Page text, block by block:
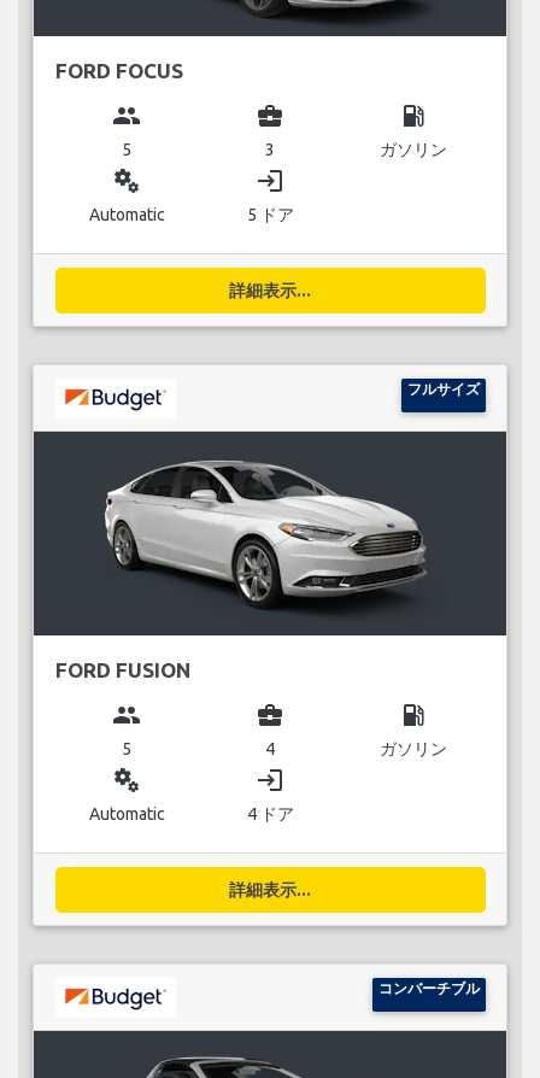
FORD FOCUS
group
5
business_center
3
local_gas_station
ガソリン
miscellaneous_services
Automatic
login
5 ドア
詳細表示...
フルサイズ
FORD FUSION
group
5
business_center
4
local_gas_station
ガソリン
miscellaneous_services
Automatic
login
4 ドア
詳細表示...
コンバーチブル